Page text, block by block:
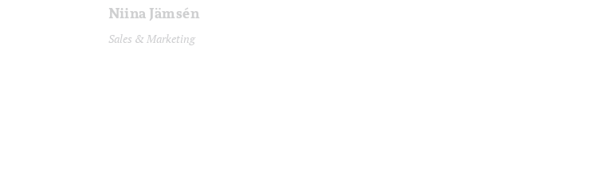
Niina Jämsén
Sales & Marketing